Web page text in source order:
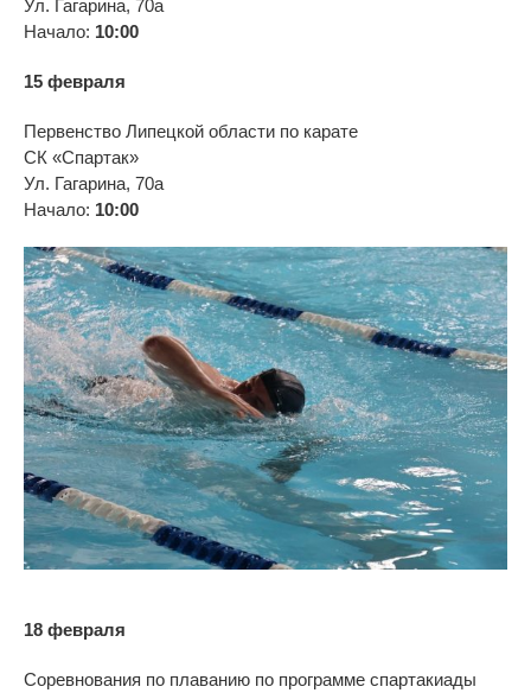
Ул. Гагарина, 70а
Начало: 10:00
15 февраля
Первенство Липецкой области по карате
СК «Спартак»
Ул. Гагарина, 70а
Начало: 10:00
18 февраля
Соревнования по плаванию по программе спартакиады